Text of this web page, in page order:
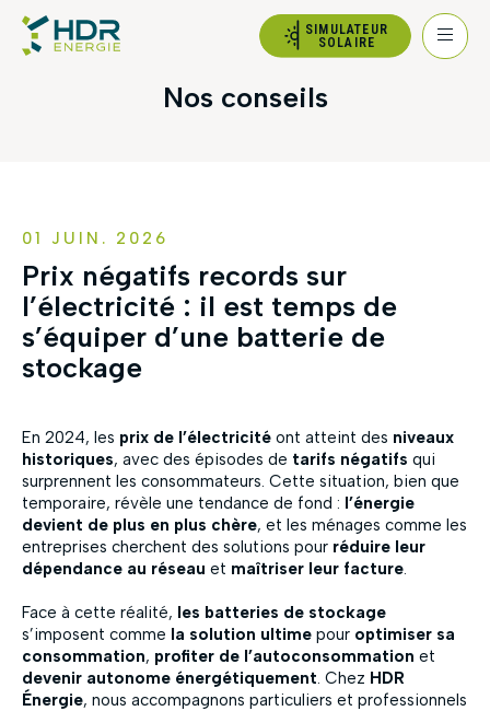
SIMULATEUR
SOLAIRE
Nos conseils
01 JUIN. 2026
Prix négatifs records sur
l’électricité : il est temps de
s’équiper d’une batterie de
stockage
En 2024, les prix de l’électricité ont atteint des niveaux
historiques, avec des épisodes de tarifs négatifs qui
surprennent les consommateurs. Cette situation, bien que
temporaire, révèle une tendance de fond : l’énergie
devient de plus en plus chère, et les ménages comme les
entreprises cherchent des solutions pour réduire leur
dépendance au réseau et maîtriser leur facture.
Face à cette réalité, les batteries de stockage
s’imposent comme la solution ultime pour optimiser sa
consommation, profiter de l’autoconsommation et
devenir autonome énergétiquement. Chez HDR
Énergie, nous accompagnons particuliers et professionnels